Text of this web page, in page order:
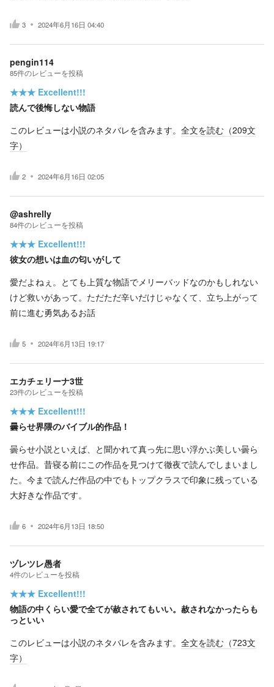
3 2024年6月16日 04:40
pengin114
85件のレビューを投稿
★★★ Excellent!!!
読んで後悔しない物語
このレビューは小説のネタバレを含みます。 全文を読む（209文
字）
2 2024年6月16日 02:05
@ashrelly
84件のレビューを投稿
★★★ Excellent!!!
彼女の想いは血の匂いがして
愛だよねぇ。とても上質な物語でメリーバッドなのかもしれない
けど救いがあって。ただただ辛いだけじゃなくて、立ち上がって
前に進む勇気あるお話
5 2024年6月13日 19:17
エカチェリーナ3世
23件のレビューを投稿
★★★ Excellent!!!
曇らせ界隈のバイブル的作品！
曇らせ小説といえば、と聞かれて真っ先に思い浮かぶ美しい曇ら
せ作品。昔寝る前にこの作品を見つけて徹夜で読んでしまいまし
た。今まで読んだ作品の中でもトップクラスで印象に残っている
大好きな作品です。
6 2024年6月13日 18:50
ヅレツレ愚者
4件のレビューを投稿
★★★ Excellent!!!
物語の中くらい愛で全てが赦されてもいい。赦されなかったらも
っといい
このレビューは小説のネタバレを含みます。 全文を読む（723文
字）